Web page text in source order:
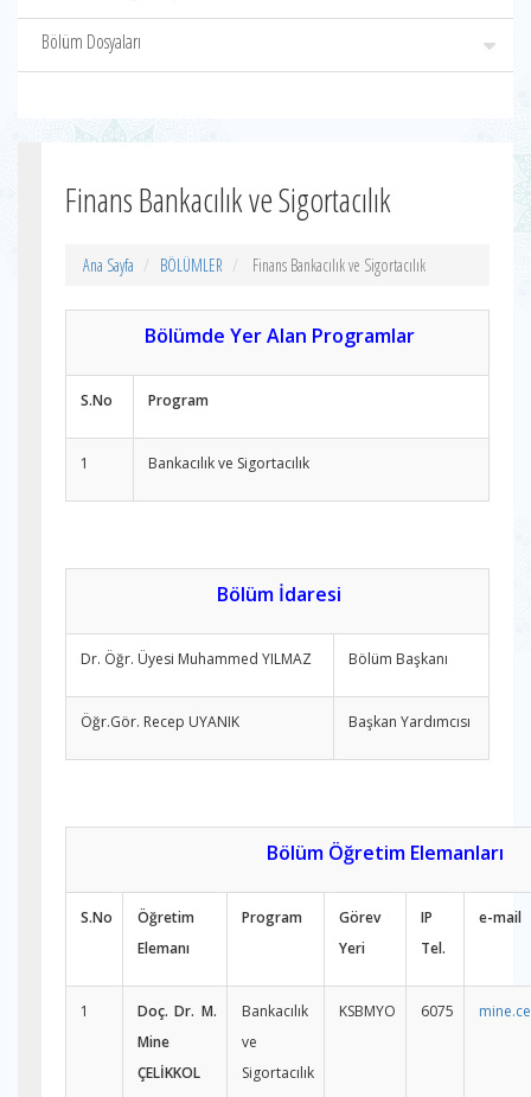
Bölüm Dosyaları
Finans Bankacılık ve Sigortacılık
Ana Sayfa BÖLÜMLER Finans Bankacılık ve Sigortacılık
Bölümde Yer Alan Programlar
S.No Program
1 Bankacılık ve Sigortacılık
Bölüm İdaresi
Dr. Öğr. Üyesi Muhammed YILMAZ Bölüm Başkanı
Öğr.Gör. Recep UYANIK Başkan Yardımcısı
Bölüm Öğretim Elemanları
S.No
Öğretim
Elemanı
Program
Görev
Yeri
IP
Tel.
e-mail
1
Doç. Dr. M.
Mine
ÇELİKKOL
Bankacılık
ve
Sigortacılık
KSBMYO 6075